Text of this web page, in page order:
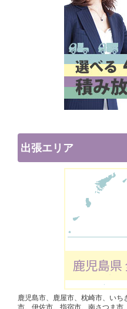
出張エリア
鹿児島市、鹿屋市、枕崎市、い
市、伊佐市、指宿市、南さつま